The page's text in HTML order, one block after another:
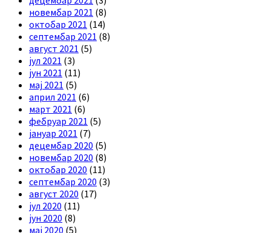
новембар 2021 (8)
октобар 2021 (14)
септембар 2021 (8)
август 2021 (5)
јул 2021 (3)
јун 2021 (11)
мај 2021 (5)
април 2021 (6)
март 2021 (6)
фебруар 2021 (5)
јануар 2021 (7)
децембар 2020 (5)
новембар 2020 (8)
октобар 2020 (11)
септембар 2020 (3)
август 2020 (17)
јул 2020 (11)
јун 2020 (8)
мај 2020 (5)